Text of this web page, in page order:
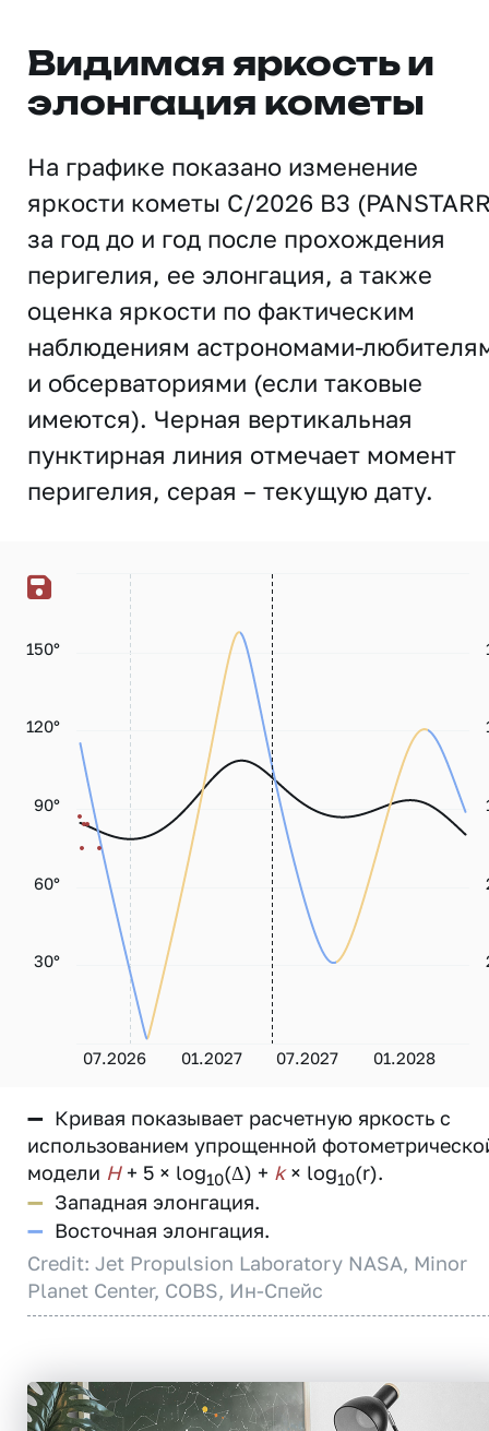
Видимая яркость и
элонгация кометы
На графике показано изменение
яркости кометы C/2026 B3
за год до и год после прохождения
перигелия, ее элонгация, а также
оценка яркости по фактическим
наблюдениям астрономами-
и обсерваториями (если таковые
имеются). Черная вертикальная
пунктирная линия отмечает момент
перигелия, серая – текущую дату.
07.2026 01.2027 07.2027 01.2028
30°
60°
90°
120°
150°
— Кривая показывает расчетную яркость с
использованием упрощенной
модели H+ 5 × log10(Δ) + k× log10(r).
— Западная элонгация.
— Восточная элонгация.
Credit: Jet Propulsion Laboratory NASA, Minor
Planet Center, COBS, Ин-Спейс